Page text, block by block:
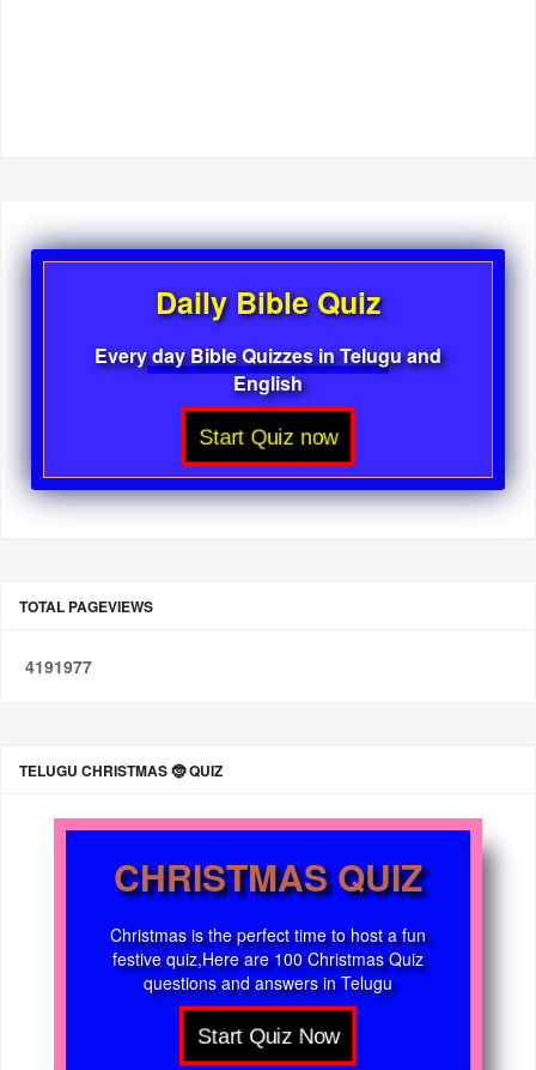
Daily Bible Quiz
Every day Bible Quizzes in Telugu and
English
Start Quiz now
TOTAL PAGEVIEWS
4191977
TELUGU CHRISTMAS 🤶 QUIZ
CHRISTMAS QUIZ
Christmas is the perfect time to host a fun
festive quiz,Here are 100 Christmas Quiz
questions and answers in Telugu